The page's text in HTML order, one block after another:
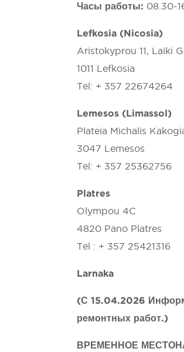
Часы работы: 08.30-
Lefkosia (Nicosia)
Aristokyprou 11, Laiki
1011 Lefkosia
Tel: + 357 22674264
Lemesos (Limassol)
Plateia Michalis
3047 Lemesos
Tel: + 357 25362756
Platres
Olympou 4C
4820 Pano Platres
Tel : + 357 25421316
Larnaka
(С 15.04.2026
ремонтных работ.)
ВРЕМЕННОЕ